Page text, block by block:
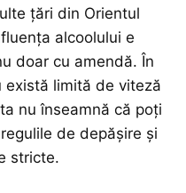
țări din Orientul
alcoolului e
doar cu amendă. În
există limită de viteză
nu înseamnă că poți
de depășire și
stricte.